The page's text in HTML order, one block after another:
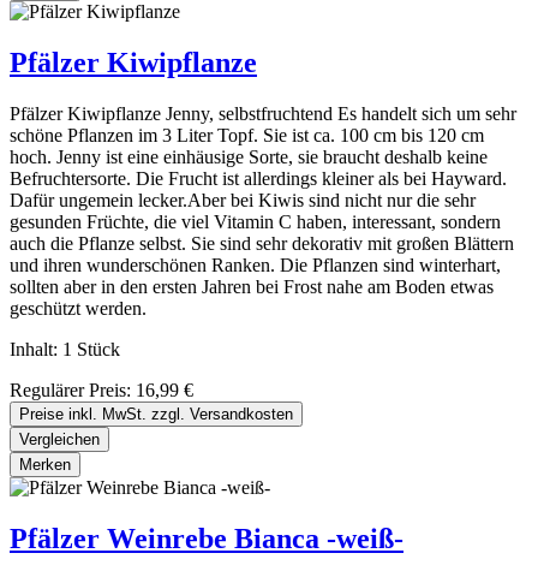
Pfälzer Kiwipflanze
Pfälzer Kiwipflanze Jenny, selbstfruchtend Es handelt sich um sehr
schöne Pflanzen im 3 Liter Topf. Sie ist ca. 100 cm bis 120 cm
hoch. Jenny ist eine einhäusige Sorte, sie braucht deshalb keine
Befruchtersorte. Die Frucht ist allerdings kleiner als bei Hayward.
Dafür ungemein lecker.Aber bei Kiwis sind nicht nur die sehr
gesunden Früchte, die viel Vitamin C haben, interessant, sondern
auch die Pflanze selbst. Sie sind sehr dekorativ mit großen Blättern
und ihren wunderschönen Ranken. Die Pflanzen sind winterhart,
sollten aber in den ersten Jahren bei Frost nahe am Boden etwas
geschützt werden.
Inhalt: 1 Stück
Regulärer Preis: 16,99 €
Preise inkl. MwSt. zzgl. Versandkosten
Vergleichen
Merken
Pfälzer Weinrebe Bianca -weiß-